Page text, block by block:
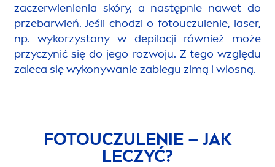
zaczerwienienia skóry, a następnie nawet do
przebarwień. Jeśli chodzi o fotouczulenie, laser,
np. wykorzystany w depilacji również może
przyczynić się do jego rozwoju. Z tego względu
zaleca się wykonywanie zabiegu zimą i wiosną.
FOTOUCZULENIE – JAK
LECZYĆ?